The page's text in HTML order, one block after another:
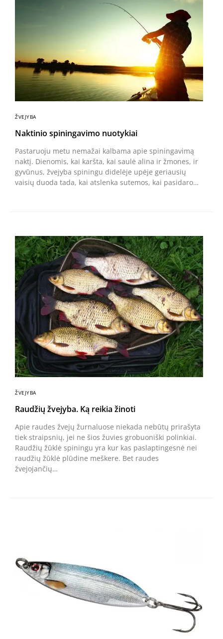
ŽVEJYBA
Naktinio spiningavimo nuotykiai
Pastaruoju metu nemažai kalbama apie spiningavimą
naktį. Dienomis, kai karšta, kai saulė alina ir žmones, ir
gyvūnus, žvejyba spiningu didelėje upėje geriausių
vaisių duoda tada, kai atslenka sutemos, kai pasidaro…
ŽVEJYBA
Raudžių žvejyba. Ką reikia žinoti
Apie raudes žvejų žurnaluose niekada nebūtų prirašyta
tiek straipsnių, jei ne šios žuvies grobuoniški polinkiai.
Raudžių žūklė spiningu yra kur kas paslaptingesnė nei
raudžių žūklė plūdine meškere. Bet raudes
žvejojančių…